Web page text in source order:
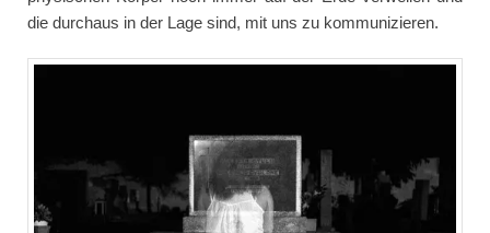
die durchaus in der Lage sind, mit uns zu kommunizieren.